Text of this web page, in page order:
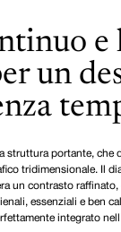
e
un
struttura portante, che
tridimensionale. Il
un contrasto
essenziali e ben
integrato